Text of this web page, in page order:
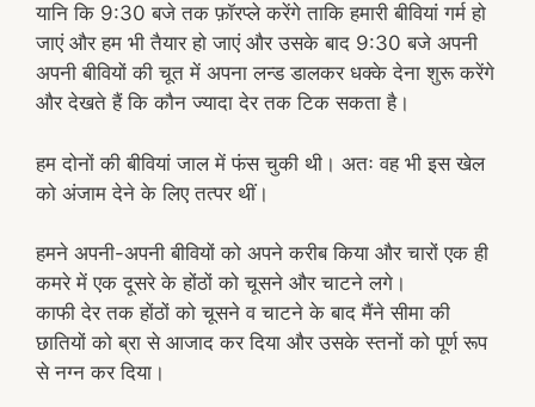
यानि कि 9:30 बजे तक फ़ॉरप्ले करेंगे ताकि हमारी बीवियां गर्म हो
जाएं और हम भी तैयार हो जाएं और उसके बाद 9:30 बजे अपनी
अपनी बीवियों की चूत में अपना लन्ड डालकर धक्के देना शुरू करेंगे
और देखते हैं कि कौन ज्यादा देर तक टिक सकता है।
हम दोनों की बीवियां जाल में फंस चुकी थी। अतः वह भी इस खेल
को अंजाम देने के लिए तत्पर थीं।
हमने अपनी-अपनी बीवियों को अपने करीब किया और चारों एक ही
कमरे में एक दूसरे के होंठों को चूसने और चाटने लगे।
काफी देर तक होंठों को चूसने व चाटने के बाद मैंने सीमा की
छातियों को ब्रा से आजाद कर दिया और उसके स्तनों को पूर्ण रूप
से नग्न कर दिया।